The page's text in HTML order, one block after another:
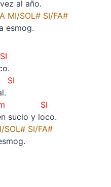
al año.
MI/SOL# SI/FA#
esmog.
SI
sucio y loco.
SOL# SI/FA#